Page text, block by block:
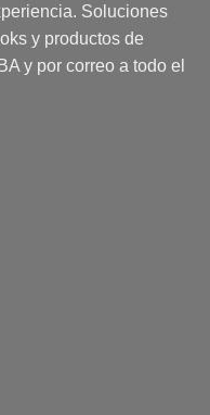
Soluciones
y productos de
y por correo a todo el